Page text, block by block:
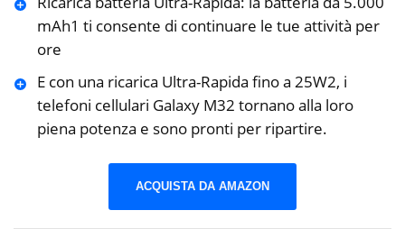
mAh1 ti consente di continuare le tue attività per
ore
E con una ricarica Ultra-Rapida fino a 25W2, i
telefoni cellulari Galaxy M32 tornano alla loro
piena potenza e sono pronti per ripartire.
ACQUISTA DA AMAZON